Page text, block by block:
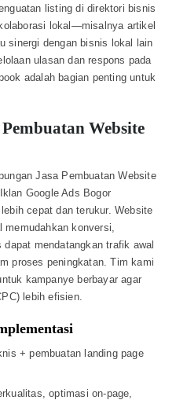
listing di direktori bisnis
lokal—misalnya artikel
sinergi dengan bisnis lokal lain
ulasan dan respons pada
adalah bagian penting untuk
Website
Jasa Pembuatan Website
Google Ads Bogor
cepat dan terukur. Website
memudahkan konversi,
mendatangkan trafik awal
proses peningkatan. Tim kami
kampanye berbayar agar
lebih efisien.
+ pembuatan landing page
optimasi on-page,